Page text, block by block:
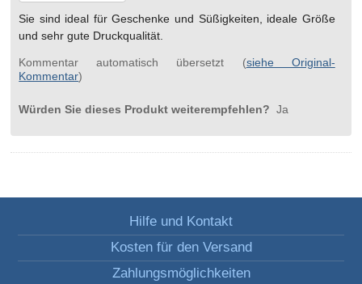
Sie sind ideal für Geschenke und Süßigkeiten, ideale Größe
und sehr gute Druckqualität.
Kommentar automatisch übersetzt (siehe Original-
Kommentar)
Würden Sie dieses Produkt weiterempfehlen? Ja
Hilfe und Kontakt
Kosten für den Versand
Zahlungsmöglichkeiten